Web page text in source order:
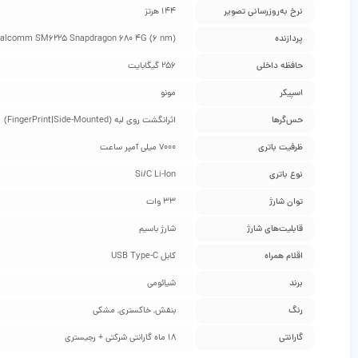
نرخ به‌روزرسانی تصویر 144 هرتز
پردازنده SM6225 Snapdragon 680 4G (6 nm)
حافظه داخلی 256 گیگابایت
اسپیکر مونو
حس‌گرها اثرانگشت روی لبه (FingerPrint|Side-Mounted)
ظرفیت باتری 7000 میلی آمپر ساعت
نوع باتری Si/C Li-Ion
توان شارژ 33 وات
قابلیت‌های شارژ شارژ باسیم
اقلام همراه کابل USB Type-C
برند شیائومی
رنگ بنفش, خاکستری, مشکی
گارانتی 18 ماه گارانتی شرکتی + رجیستری